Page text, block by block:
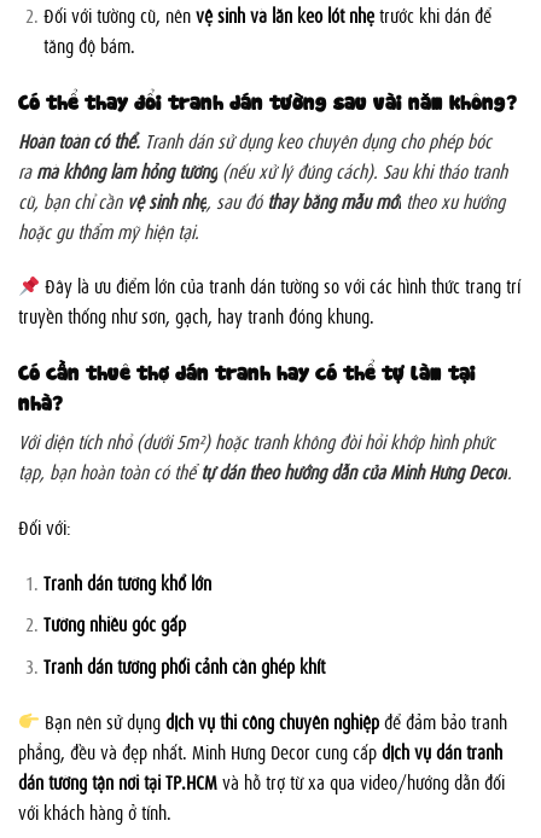
Đối với tường cũ, nênvệ sinh và lăn keo lót nhẹtrước khi dán để
tăng độ bám.
Có thể thay đổi tranh dán tường sau vài năm không?
Hoàn toàn có thể. Tranh dán sử dụng keo chuyên dụng cho phép bóc
ramà không làm hỏng tường (nếu xử lý đúng cách). Sau khi tháo tranh
cũ, bạn chỉ cần vệ sinh nhẹ, sau đóthay bằng mẫu mới theo xu hướng
hoặc gu thẩm mỹ hiện tại.
Đây là ưu điểm lớn của tranh dán tường so với các hình thức trang trí
truyền thống như sơn, gạch, hay tranh đóng khung.
Có cần thuê thợ dán tranh hay có thể tự làm tại
nhà?
Với diện tích nhỏ (dưới 5m²) hoặc tranh không đòi hỏi khớp hình phức
tạp, bạn hoàn toàn có thểtự dán theo hướng dẫn của Minh Hưng Decor.
Đối với:
Tranh dán tường khổ lớn
Tường nhiều góc gấp
Tranh dán tường phối cảnh cần ghép khít
Bạn nên sử dụngdịch vụ thi công chuyên nghiệpđể đảm bảo tranh
phẳng, đều và đẹp nhất. Minh Hưng Decor cung cấpdịch vụ dán tranh
dán tường tận nơi tại TP.HCMvà hỗ trợ từ xa qua video/hướng dẫn đối
với khách hàng ở tỉnh.